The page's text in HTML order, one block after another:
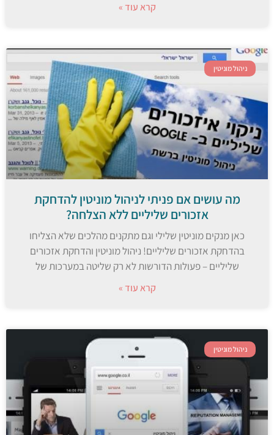
קרא עוד »
ניהול מוניטין
מה עושים אם פניתי לניהול מוניטין להדחקת
אזכורים שליליים ללא הצלחה?
כאן מנקים מוניטין שלילי וגם מתקנים מהלכים שלא הצליחו
בהדחקת אזכורים שליליים! ניהול מוניטין והדחקת אזכורים
שליליים – פעולות הדורשות לא רק שליטה במערכות של
קרא עוד »
ניהול מוניטין